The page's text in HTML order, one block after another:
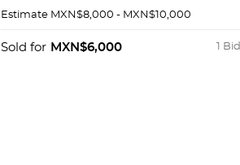
PALADIO
Estimate MXN$8,000 - MXN$10,000
1 Bid
Sold for MXN$6,000